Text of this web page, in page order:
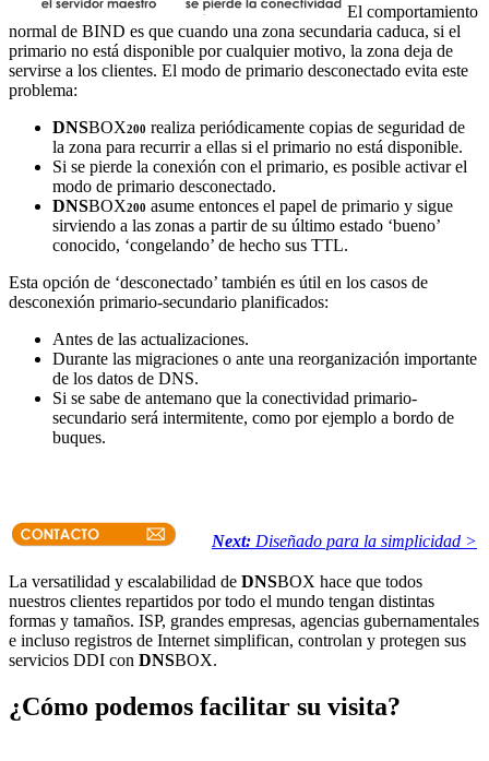
El comportamiento
normal de BIND es que cuando una zona secundaria caduca, si el
primario no está disponible por cualquier motivo, la zona deja de
servirse a los clientes. El modo de primario desconectado evita este
problema:
DNSBOX200 realiza periódicamente copias de seguridad de
la zona para recurrir a ellas si el primario no está disponible.
Si se pierde la conexión con el primario, es posible activar el
modo de primario desconectado.
DNSBOX200 asume entonces el papel de primario y sigue
sirviendo a las zonas a partir de su último estado ‘bueno’
conocido, ‘congelando’ de hecho sus TTL.
Esta opción de ‘desconectado’ también es útil en los casos de
desconexión primario-secundario planificados:
Antes de las actualizaciones.
Durante las migraciones o ante una reorganización importante
de los datos de DNS.
Si se sabe de antemano que la conectividad primario-
secundario será intermitente, como por ejemplo a bordo de
buques.
Next: Diseñado para la simplicidad >
La versatilidad y escalabilidad de DNSBOX hace que todos
nuestros clientes repartidos por todo el mundo tengan distintas
formas y tamaños. ISP, grandes empresas, agencias gubernamentales
e incluso registros de Internet simplifican, controlan y protegen sus
servicios DDI con DNSBOX.
¿Cómo podemos facilitar su visita?